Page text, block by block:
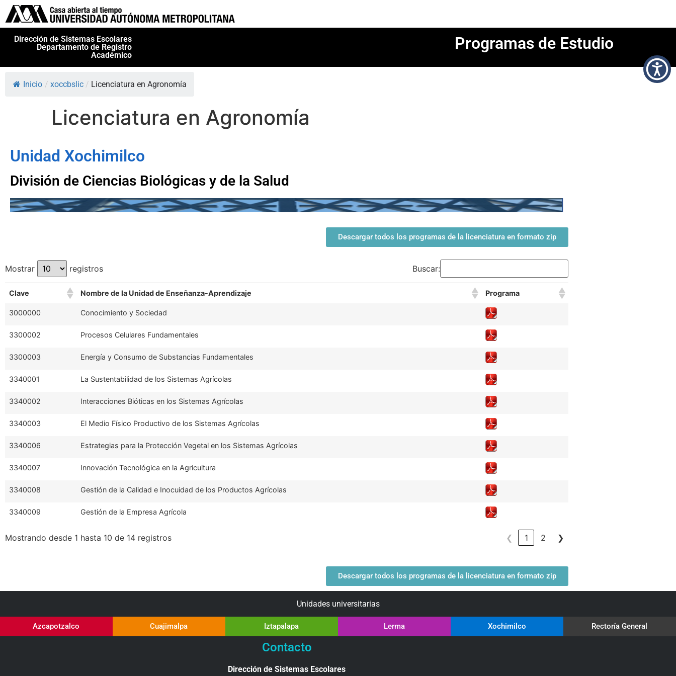
Dirección de Sistemas Escolares
Departamento de Registro
Académico
Programas de Estudio
Inicio / xoccbslic / Licenciatura en Agronomía
Licenciatura en Agronomía
Unidad Xochimilco
División de Ciencias Biológicas y de la Salud
Descargar todos los programas de la licenciatura en formato zip
Mostrar registros Buscar:
Clave Nombre de la Unidad de Enseñanza-Aprendizaje Programa
3000000 Conocimiento y Sociedad
3300002 Procesos Celulares Fundamentales
3300003 Energía y Consumo de Substancias Fundamentales
3340001 La Sustentabilidad de los Sistemas Agrícolas
3340002 Interacciones Bióticas en los Sistemas Agrícolas
3340003 El Medio Físico Productivo de los Sistemas Agrícolas
3340006 Estrategias para la Protección Vegetal en los Sistemas Agrícolas
3340007 Innovación Tecnológica en la Agricultura
3340008 Gestión de la Calidad e Inocuidad de los Productos Agrícolas
3340009 Gestión de la Empresa Agrícola
Mostrando desde 1 hasta 10 de 14 registros ❮ 1 2 ❯
Descargar todos los programas de la licenciatura en formato zip
Unidades universitarias
Azcapotzalco Cuajimalpa Iztapalapa Lerma Xochimilco Rectoría General
Contacto
Dirección de Sistemas Escolares